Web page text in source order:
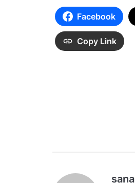
Facebook
Copy Link
sana